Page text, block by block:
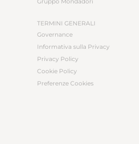
TERMINI GENERALI
Governance
Informativa sulla Privacy
Privacy Policy
Cookie Policy
Preferenze Cookies